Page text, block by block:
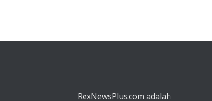
RexNewsPlus.com adalah